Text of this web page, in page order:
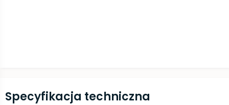
Specyfikacja techniczna